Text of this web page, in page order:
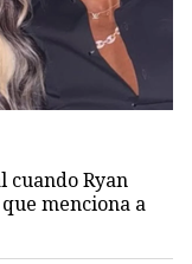
cuando Ryan
menciona a